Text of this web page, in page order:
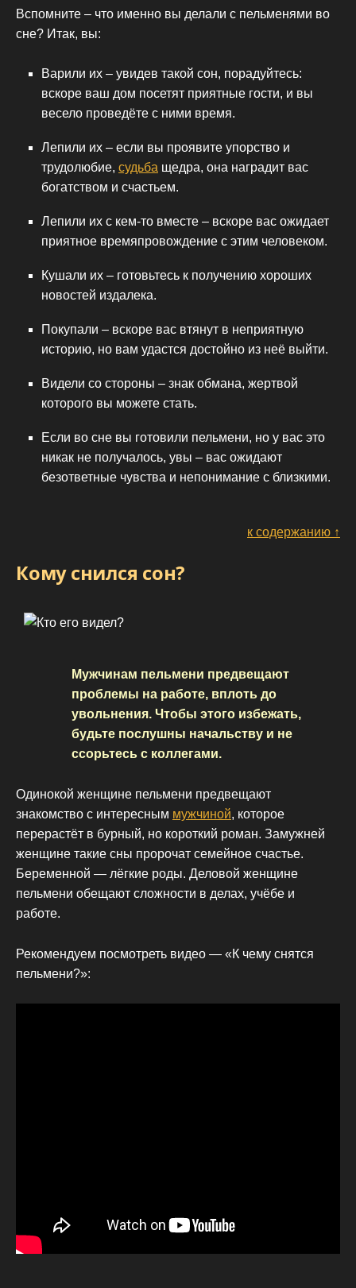
Вспомните – что именно вы делали с пельменями во
сне? Итак, вы:
Варили их – увидев такой сон, порадуйтесь:
вскоре ваш дом посетят приятные гости, и вы
весело проведёте с ними время.
Лепили их – если вы проявите упорство и
трудолюбие, судьба щедра, она наградит вас
богатством и счастьем.
Лепили их с кем-то вместе – вскоре вас ожидает
приятное времяпровождение с этим человеком.
Кушали их – готовьтесь к получению хороших
новостей издалека.
Покупали – вскоре вас втянут в неприятную
историю, но вам удастся достойно из неё выйти.
Видели со стороны – знак обмана, жертвой
которого вы можете стать.
Если во сне вы готовили пельмени, но у вас это
никак не получалось, увы – вас ожидают
безответные чувства и непонимание с близкими.
к содержанию ↑
Кому снился сон?
Мужчинам пельмени предвещают
проблемы на работе, вплоть до
увольнения. Чтобы этого избежать,
будьте послушны начальству и не
ссорьтесь с коллегами.
Одинокой женщине пельмени предвещают
знакомство с интересным мужчиной, которое
перерастёт в бурный, но короткий роман. Замужней
женщине такие сны пророчат семейное счастье.
Беременной — лёгкие роды. Деловой женщине
пельмени обещают сложности в делах, учёбе и
работе.
Рекомендуем посмотреть видео — «К чему снятся
пельмени?»: